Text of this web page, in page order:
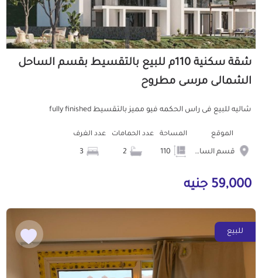
شقة سكنية 110م للبيع بالتقسيط بقسم الساحل
الشمالى مرسى مطروح
شاليه للبيع فى راس الحكمه فيو مميز بالتقسيط fully finished
الموقع
قسم الساحل الشمالى
المساحة عدد الحمامات عدد الغرف
59,000 جنيه
للبيع